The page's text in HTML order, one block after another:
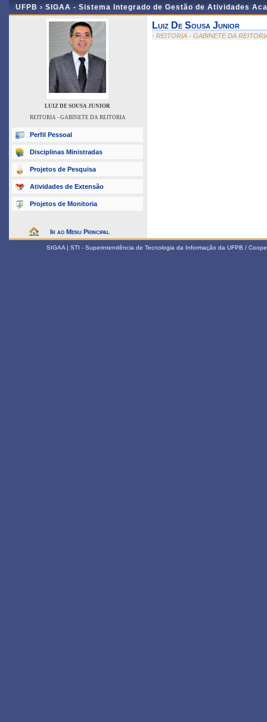
UFPB › SIGAA - Sistema Integrado de Gestão de Atividades
LUIZ DE SOUSA JUNIOR
REITORIA - GABINETE DA REITORIA
Perfil Pessoal
Disciplinas Ministradas
Projetos de Pesquisa
Atividades de Extensão
Projetos de Monitoria
Ir ao Menu Principal
Luiz De Sousa Junior
- REITORIA - GABINETE DA
SIGAA | STI - Superintendência de Tecnologia da Informação da UFPB /